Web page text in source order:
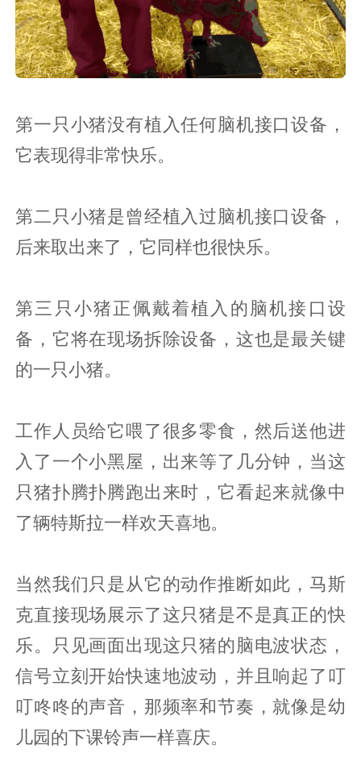
第一只小猪没有植入任何脑机接口设备，
它表现得非常快乐。
第二只小猪是曾经植入过脑机接口设备，
后来取出来了，它同样也很快乐。
第三只小猪正佩戴着植入的脑机接口设
备，它将在现场拆除设备，这也是最关键
的一只小猪。
工作人员给它喂了很多零食，然后送他进
入了一个小黑屋，出来等了几分钟，当这
只猪扑腾扑腾跑出来时，它看起来就像中
了辆特斯拉一样欢天喜地。
当然我们只是从它的动作推断如此，马斯
克直接现场展示了这只猪是不是真正的快
乐。只见画面出现这只猪的脑电波状态，
信号立刻开始快速地波动，并且响起了叮
叮咚咚的声音，那频率和节奏，就像是幼
儿园的下课铃声一样喜庆。